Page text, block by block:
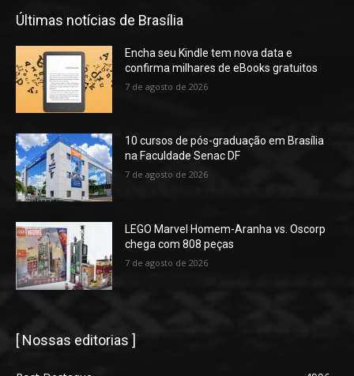
Últimas notícias de Brasília
Encha seu Kindle tem nova data e
confirma milhares de eBooks gratuitos
7 de agosto de 2026
10 cursos de pós-graduação em Brasília
na Faculdade Senac DF
7 de agosto de 2026
LEGO Marvel Homem-Aranha vs. Oscorp
chega com 808 peças
7 de agosto de 2026
[ Nossas editorias ]